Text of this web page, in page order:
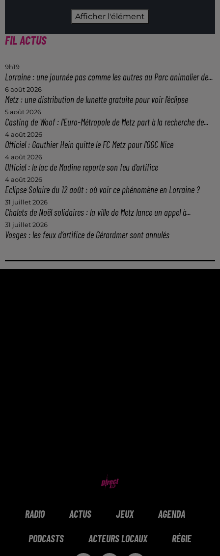
Afficher l'élément
FIL ACTUS
9h19
Lorraine : une journée pas comme les autres au Parc animalier de...
6 août 2026
Metz : une distribution de lunette gratuite pour voir l’éclipse
5 août 2026
Casting de Woof : l'Euro-Métropole de Metz part à la recherche de...
4 août 2026
Officiel : Gauthier Hein quitte le FC Metz pour l'OGC Nice
4 août 2026
Officiel : le lac de Madine reporte son feu d’artifice
4 août 2026
Eclipse Solaire du 12 août : où voir ce phénomène en Lorraine ?
31 juillet 2026
Chalets de Noël solidaires : la ville de Metz lance un appel à...
31 juillet 2026
Vosges : les feux d’artifice de Gérardmer sont annulés
RADIO ACTUS JEUX AGENDA
PODCASTS ACTEURS LOCAUX RÉGIE